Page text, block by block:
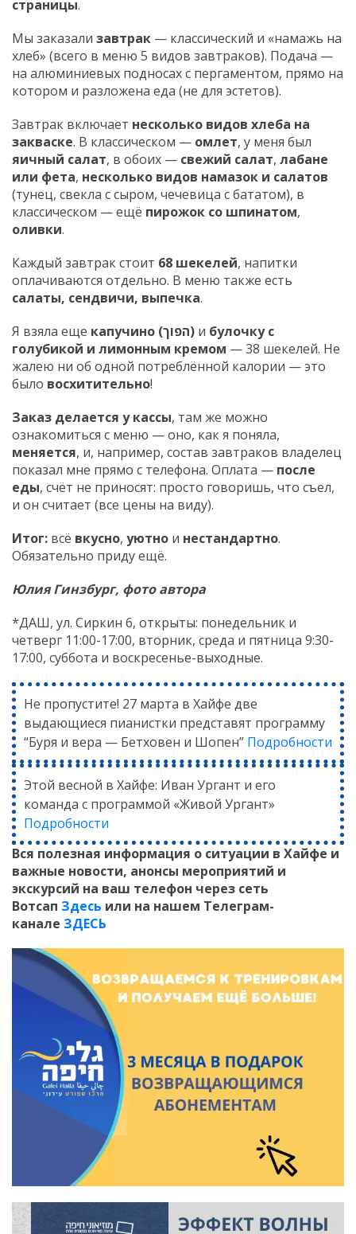
страницы.
Мы заказали завтрак — классический и «намажь на
хлеб» (всего в меню 5 видов завтраков). Подача —
на алюминиевых подносах с пергаментом, прямо на
котором и разложена еда (не для эстетов).
Завтрак включает несколько видов хлеба на
закваске. В классическом — омлет, у меня был
яичный салат, в обоих — свежий салат, лабане
или фета, несколько видов намазок и салатов
(тунец, свекла с сыром, чечевица с бататом), в
классическом — ещё пирожок со шпинатом,
оливки.
Каждый завтрак стоит 68 шекелей, напитки
оплачиваются отдельно. В меню также есть
салаты, сендвичи, выпечка.
Я взяла еще
капучино (הפוך) и булочку с
голубикой и лимонным кремом — 38 шекелей. Не
жалею ни об одной потреблённой калории — это
было восхитительно!
Заказ делается у кассы, там же можно
ознакомиться с меню — оно, как я поняла,
меняется, и, например, состав завтраков владелец
показал мне прямо с телефона. Оплата — после
еды, счёт не приносят: просто говоришь, что съел,
и он считает (все цены на виду).
Итог: всё вкусно, уютно и нестандартно.
Обязательно приду ещё.
Юлия Гинзбург, фото автора
*ДАШ, ул. Сиркин 6, открыты: понедельник и
четверг 11:00-17:00, вторник, среда и пятница 9:30-
17:00, суббота и воскресенье-выходные.
Не пропустите! 27 марта в Хайфе две
выдающиеся пианистки представят программу
“Буря и вера — Бетховен и Шопен” Подробности
Этой весной в Хайфе: Иван Ургант и его
команда с программой «Живой Ургант»
Подробности
Вся полезная информация о ситуации в Хайфе и
важные новости, анонсы мероприятий и
экскурсий на ваш телефон через сеть
Вотсап Здесь или на нашем Телеграм-
канале ЗДЕСЬ